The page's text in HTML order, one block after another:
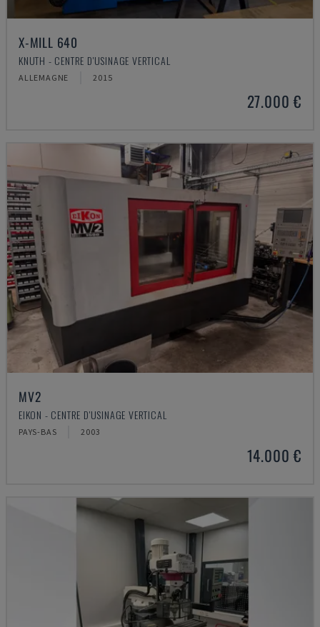
X-MILL 640
KNUTH - CENTRE D'USINAGE VERTICAL
ALLEMAGNE 2015
27.000 €
MV2
EIKON - CENTRE D'USINAGE VERTICAL
PAYS-BAS 2003
14.000 €